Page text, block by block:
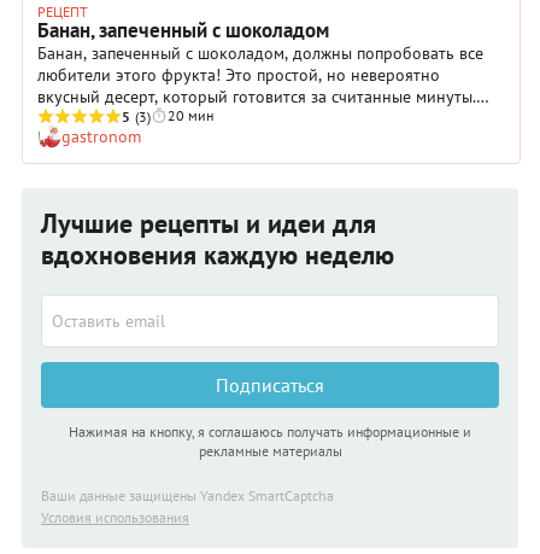
РЕЦЕПТ
Банан, запеченный с шоколадом
Банан, запеченный с шоколадом, должны попробовать все
любители этого фрукта! Это простой, но невероятно
вкусный десерт, который готовится за считанные минуты.
Мякоть банана под воздействием высокой температуры
становится ещё слаще и мягче, а растопленный шоколад
придаёт блюду насыщенный, бархатистый вкус. Этот десерт
орехами, карамелью, кокосовой стружкой или подать с
шариком ванильного мороженого. Готовится блюдо
элементарно: банан запекают в фольге с шоколадом,
сохраняя все соки и ароматы. В результате получается
аппетитное, тёплое лакомство с потрясающим сочетанием
время на сложные рецепты!
5 (3) 20 мин
gastronom
Лучшие рецепты и идеи для
вдохновения каждую неделю
Подписаться
Нажимая на кнопку, я соглашаюсь получать информационные и
рекламные материалы
Ваши данные защищены Yandex SmartCaptcha
Условия использования